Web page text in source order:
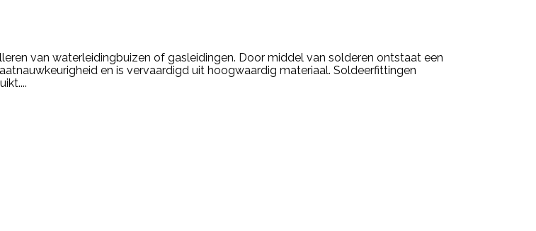
van waterleidingbuizen of gasleidingen. Door middel van solderen ontstaat een
en is vervaardigd uit hoogwaardig materiaal. Soldeerfittingen